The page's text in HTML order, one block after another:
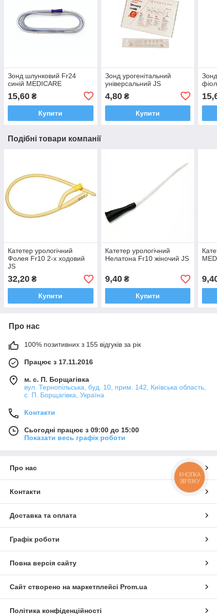
Зонд шлунковий Fr24
синій MEDICARE
15,60 ₴
Купити
Зонд урогенітальний
універсальний JS
4,80₴
Купити
Подібні товари компанії
Катетер урологічний
Фолея Fr10 2-х ходовий
JS
32,20 ₴
Купити
Катетер урологічний
Нелатона Fr10 жіночий JS
9,40₴
Купити
Про нас
100% позитивних з 155 відгуків за рік
Працює з 17.11.2016
м. с. П. Борщагівка
вул. Тернопільська, буд. 10, прим. 142, Київська область,
с. П. Борщагівка, Україна
Контакти
Сьогодні працює з 09:00 до 15:00
Показати весь графік роботи
Про нас
Контакти
Доставка та оплата
Графік роботи
Повна версія сайту
Сайт створено на маркетплейсі Prom.ua
Політика конфіденційності
КНОПКА
ЗВ'ЯЗКУ